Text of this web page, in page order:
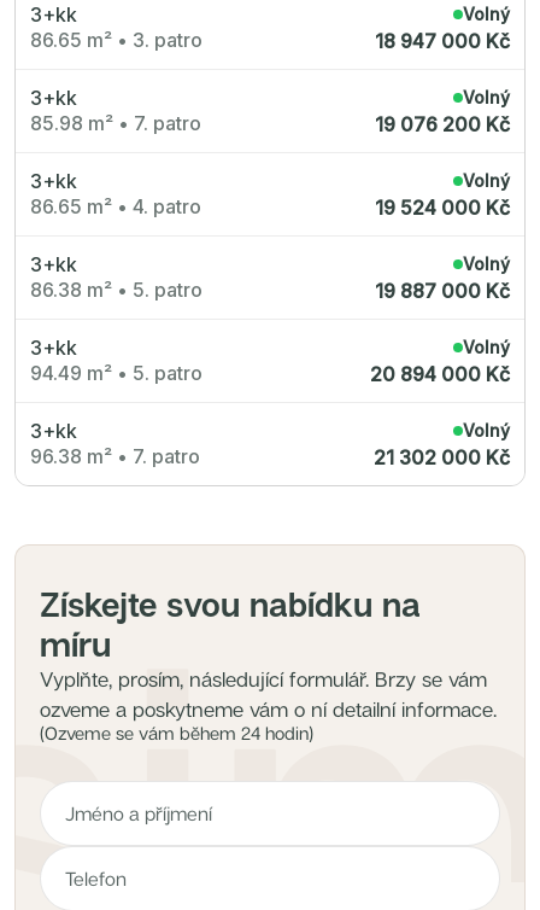
3+kk
86.65 m² • 3. patro
Volný
18 947 000 Kč
3+kk
85.98 m² • 7. patro
Volný
19 076 200 Kč
3+kk
86.65 m² • 4. patro
Volný
19 524 000 Kč
3+kk
86.38 m² • 5. patro
Volný
19 887 000 Kč
3+kk
94.49 m² • 5. patro
Volný
20 894 000 Kč
3+kk
96.38 m² • 7. patro
Volný
21 302 000 Kč
Získejte svou nabídku na
míru
Vyplňte, prosím, následující formulář. Brzy se vám
ozveme a poskytneme vám o ní detailní informace.
(Ozveme se vám během 24 hodin)